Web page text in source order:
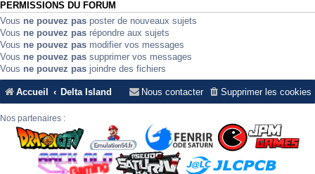
PERMISSIONS DU FORUM
Vous ne pouvez pas poster de nouveaux sujets
Vous ne pouvez pas répondre aux sujets
Vous ne pouvez pas modifier vos messages
Vous ne pouvez pas supprimer vos messages
Vous ne pouvez pas joindre des fichiers
Accueil Delta Island Supprimer les cookies
Nous contacter
Nos partenaires :